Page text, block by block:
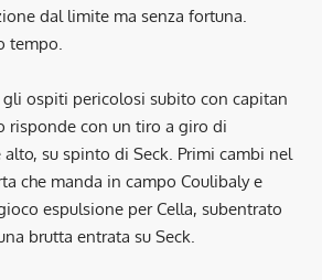
dal limite ma senza fortuna.
tempo.
ospiti pericolosi subito con capitan
risponde con un tiro a giro di
su spinto di Seck. Primi cambi nel
che manda in campo Coulibaly e
espulsione per Cella, subentrato
brutta entrata su Seck.